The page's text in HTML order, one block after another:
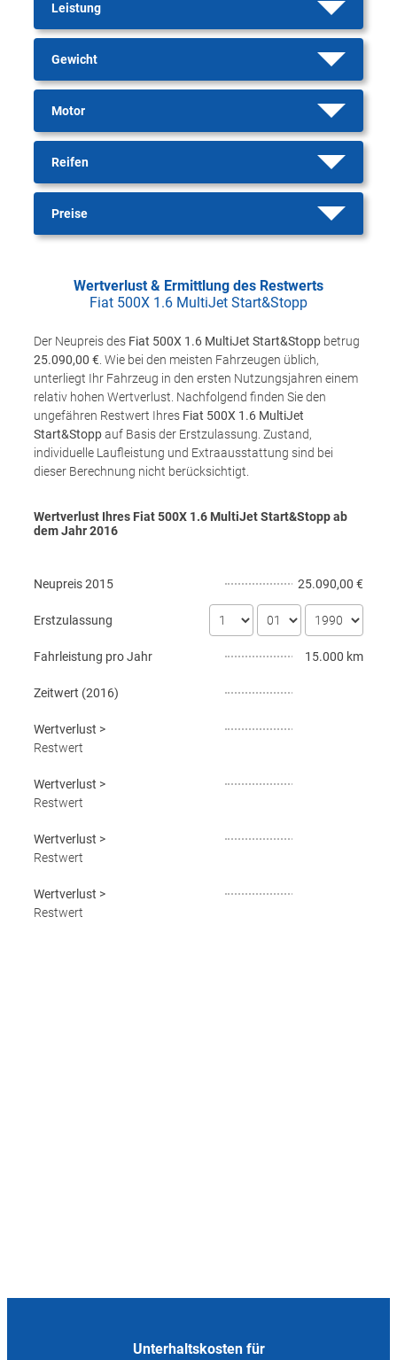
Leistung
Gewicht
Motor
Reifen
Preise
Wertverlust & Ermittlung des Restwerts
Fiat 500X 1.6 MultiJet Start&Stopp
Der Neupreis des Fiat 500X 1.6 MultiJet Start&Stopp betrug
25.090,00 € . Wie bei den meisten Fahrzeugen üblich,
unterliegt Ihr Fahrzeug in den ersten Nutzungsjahren einem
relativ hohen Wertverlust. Nachfolgend finden Sie den
ungefähren Restwert Ihres Fiat 500X 1.6 MultiJet
Start&Stoppauf Basis der Erstzulassung. Zustand,
individuelle Laufleistung und Extraausstattung sind bei
dieser Berechnung nicht berücksichtigt.
Wertverlust Ihres Fiat 500X 1.6 MultiJet Start&Stopp ab
dem Jahr2016
Neupreis2015 25.090,00 €
Erstzulassung
Fahrleistung pro Jahr 15.000 km
Zeitwert (2016)
Wertverlust >
Restwert
Wertverlust >
Restwert
Wertverlust >
Restwert
Wertverlust >
Restwert
Unterhaltskosten für